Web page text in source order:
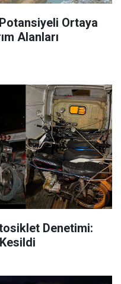
Ortaya
Alanları
Denetimi: